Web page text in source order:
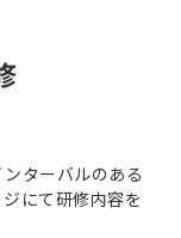
ターバルのある
にて研修内容を